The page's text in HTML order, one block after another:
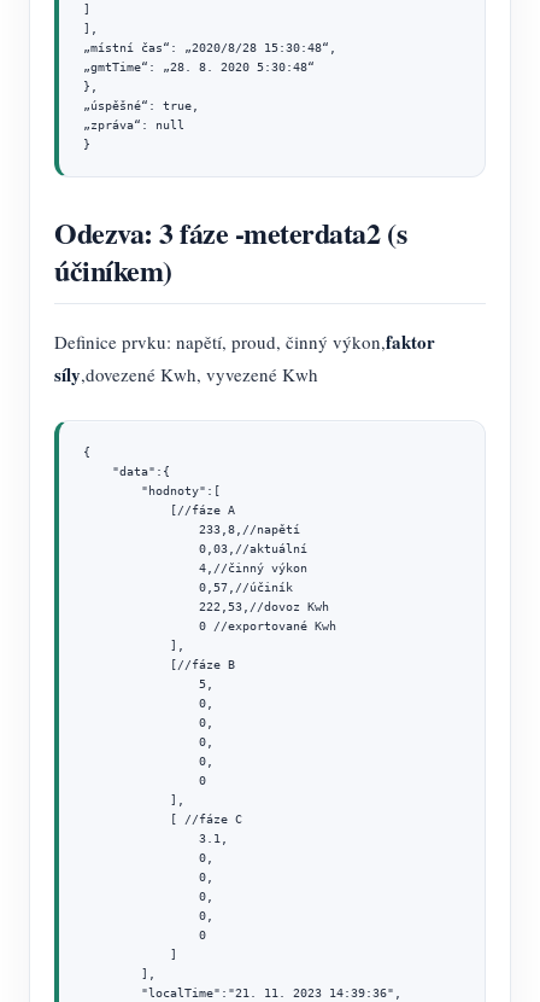
]
],
„místní čas“: „2020/8/28 15:30:48“,
„gmtTime“: „28. 8. 2020 5:30:48“
},
„úspěšné“: true,
„zpráva“: null
}
Odezva: 3 fáze -meterdata2 (s
účiníkem)
Definice prvku: napětí, proud, činný výkon,faktor
síly,dovezené Kwh, vyvezené Kwh
{
    "data":{
        "hodnoty":[
            [//fáze A
                233,8,//napětí
                0,03,//aktuální
                4,//činný výkon
                0,57,//účiník
                222,53,//dovoz Kwh
                0 //exportované Kwh
            ],
            [//fáze B
                5,
                0,
                0,
                0,
                0,
                0
            ],
            [ //fáze C
                3.1,
                0,
                0,
                0,
                0,
                0
            ]
        ],
        "localTime":"21. 11. 2023 14:39:36",